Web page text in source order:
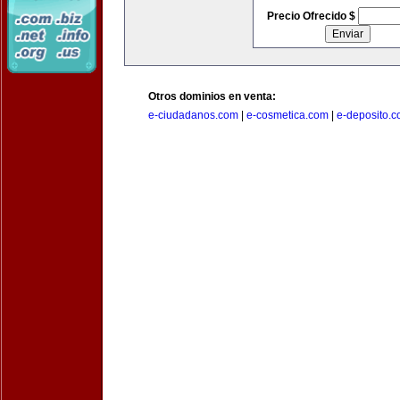
Precio Ofrecido $
Otros dominios en venta:
e-ciudadanos.com
e-cosmetica.com e-